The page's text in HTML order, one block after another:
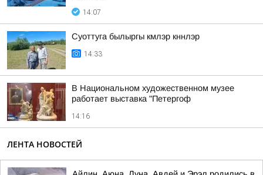
14:07
Суоттуга былыргы кмлэр кннлэр
14:33
В Национальном художественном музее
работает выставка "Петергоф
14:16
ЛЕНТА НОВОСТЕЙ